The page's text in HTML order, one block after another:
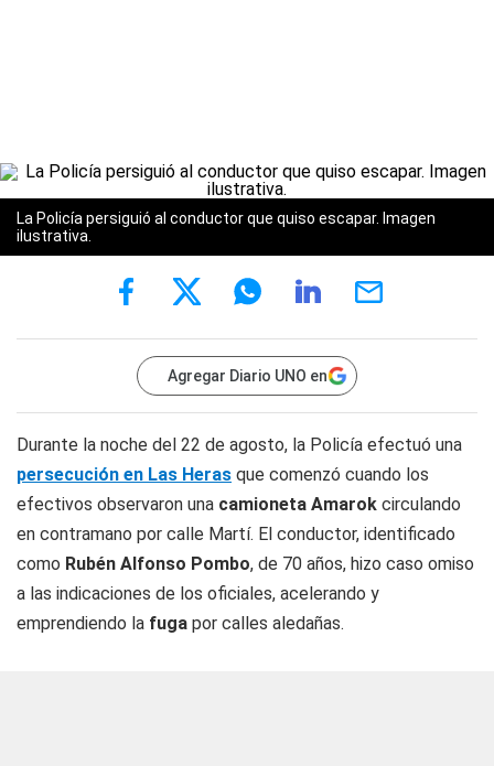
La Policía persiguió al conductor que quiso escapar. Imagen
ilustrativa.
Agregar Diario UNO en
Durante la noche del 22 de agosto, la Policía efectuó una
persecución en Las Heras que comenzó cuando los
efectivos observaron una camioneta Amarok circulando
en contramano por calle Martí. El conductor, identificado
como Rubén Alfonso Pombo, de 70 años, hizo caso omiso
a las indicaciones de los oficiales, acelerando y
emprendiendo la fuga por calles aledañas.